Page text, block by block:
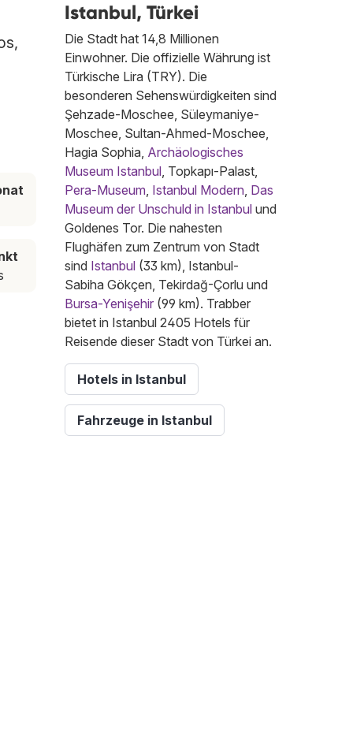
Istanbul, Türkei
Die Stadt hat 14,8 Millionen
Einwohner. Die offizielle Währung ist
Türkische Lira (TRY). Die
besonderen Sehenswürdigkeiten sind
Şehzade-Moschee, Süleymaniye-
Moschee, Sultan-Ahmed-Moschee,
Hagia Sophia, Archäologisches
Museum Istanbul, Topkapı-Palast,
Pera-Museum, Istanbul Modern, Das
Museum der Unschuld in Istanbul und
Goldenes Tor. Die nahesten
Flughäfen zum Zentrum von Stadt
sind Istanbul (33 km), Istanbul-
Sabiha Gökçen, Tekirdağ-Çorlu und
Bursa-Yenişehir (99 km). Trabber
bietet in Istanbul 2405 Hotels für
Reisende dieser Stadt von Türkei an.
Hotels in Istanbul
Fahrzeuge in Istanbul